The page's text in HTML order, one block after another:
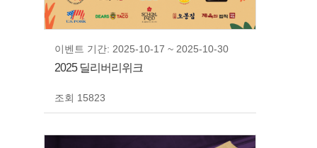
이벤트 기간: 2025-10-17 ~ 2025-10-30
2025 딜리버리위크
조회 15823